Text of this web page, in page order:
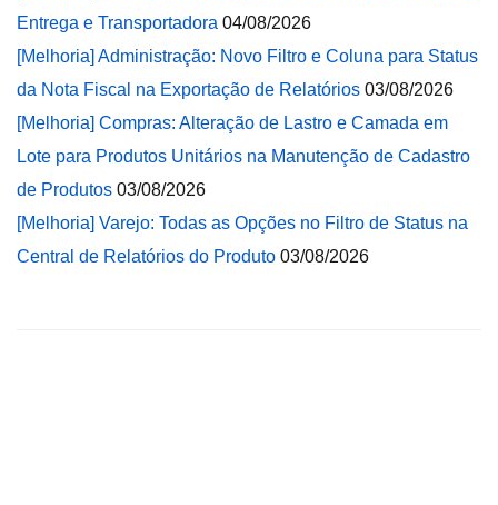
Entrega e Transportadora 04/08/2026
[Melhoria] Administração: Novo Filtro e Coluna para Status
da Nota Fiscal na Exportação de Relatórios 03/08/2026
[Melhoria] Compras: Alteração de Lastro e Camada em
Lote para Produtos Unitários na Manutenção de Cadastro
de Produtos 03/08/2026
[Melhoria] Varejo: Todas as Opções no Filtro de Status na
Central de Relatórios do Produto 03/08/2026